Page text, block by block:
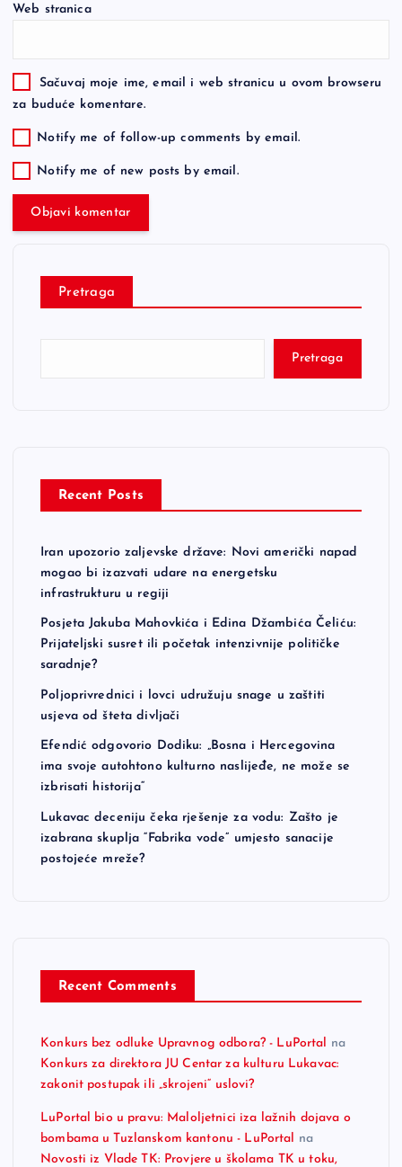
Web stranica
Sačuvaj moje ime, email i web stranicu u ovom browseru
za buduće komentare.
Notify me of follow-up comments by email.
Notify me of new posts by email.
Pretraga
Pretraga
Recent Posts
Iran upozorio zaljevske države: Novi američki napad
mogao bi izazvati udare na energetsku
infrastrukturu u regiji
Posjeta Jakuba Mahovkića i Edina Džambića Čeliću:
Prijateljski susret ili početak intenzivnije političke
saradnje?
Poljoprivrednici i lovci udružuju snage u zaštiti
usjeva od šteta divljači
Efendić odgovorio Dodiku: „Bosna i Hercegovina
ima svoje autohtono kulturno naslijeđe, ne može se
izbrisati historija“
Lukavac deceniju čeka rješenje za vodu: Zašto je
izabrana skuplja “Fabrika vode” umjesto sanacije
postojeće mreže?
Recent Comments
Konkurs bez odluke Upravnog odbora? - LuPortal
na
Konkurs za direktora JU Centar za kulturu Lukavac:
zakonit postupak ili „skrojeni“ uslovi?
LuPortal bio u pravu: Maloljetnici iza lažnih dojava o
bombama u Tuzlanskom kantonu - LuPortal
na
Novosti iz Vlade TK: Provjere u školama TK u toku,